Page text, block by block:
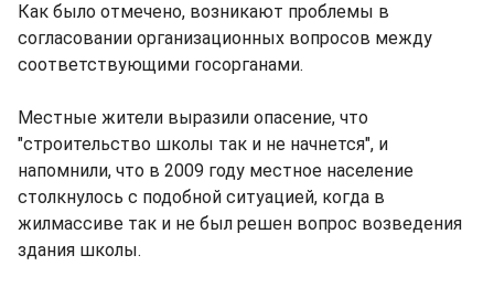
Как было отмечено, возникают проблемы в
согласовании организационных вопросов между
соответствующими госорганами.
Местные жители выразили опасение, что
"строительство школы так и не начнется", и
напомнили, что в 2009 году местное население
столкнулось с подобной ситуацией, когда в
жилмассиве так и не был решен вопрос возведения
здания школы.